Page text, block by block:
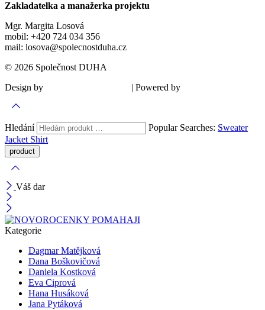
Zakladatelka a manažerka projektu
Mgr. Margita Losová
mobil: +420 724 034 356
mail: losova@spolecnostduha.cz
© 2026 Společnost DUHA
Design by
| Powered by
Hledání Popular Searches: Sweater
Jacket Shirt
Váš dar
Kategorie
Dagmar Matějková
Dana Boškovičová
Daniela Kostková
Eva Ciprová
Hana Husáková
Jana Pytáková